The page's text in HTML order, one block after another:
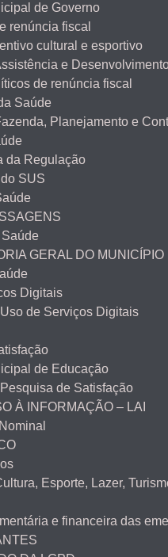
de Governo
renúncia fiscal
cultural e esportivo
e
de renúncia fiscal
Saúde
Planejamento e
da Regulação
SUS
Saúde
GERAL DO MUNICÍPIO
Digitais
de Serviços Digitais
de Educação
de Satisfação
À INFORMAÇÃO – LAI
Esporte, Lazer,
e financeira das